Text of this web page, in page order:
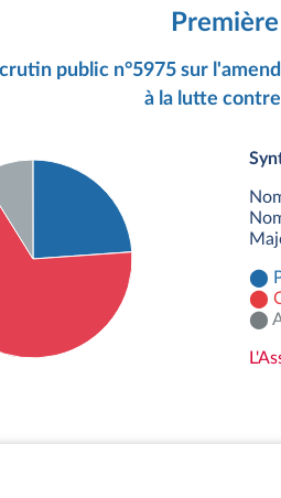
public n°5975 sur
à la lutte
: 10 députés